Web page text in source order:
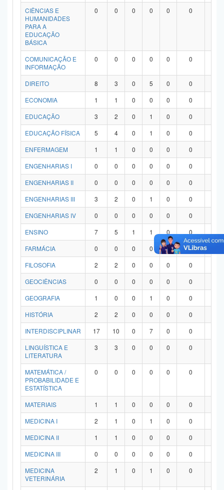
CIÊNCIAS E
HUMANIDADES
PARA A
EDUCAÇÃO
BÁSICA
0 0 0 0 0 0
COMUNICAÇÃO E
INFORMAÇÃO
0 0 0 0 0 0
DIREITO 8 3 0 5 0 0
ECONOMIA
1 1 0 0 0 0
EDUCAÇÃO
3 2 0 1 0 0
EDUCAÇÃO FÍSICA
5 4 0 1 0 0
ENFERMAGEM
1 1 0 0 0 0
ENGENHARIAS I
0 0 0 0 0 0
ENGENHARIAS II
0 0 0 0 0 0
ENGENHARIAS III
3 2 0 1 0 0
ENGENHARIAS IV
0 0 0 0 0 0
ENSINO
7 5 1 1 0 0
FARMÁCIA
0 0 0 0 0 0
FILOSOFIA
2 2 0 0 0 0
GEOCIÊNCIAS
0 0 0 0 0 0
GEOGRAFIA
1 0 0 1 0 0
HISTÓRIA
2 2 0 0 0 0
INTERDISCIPLINAR
17 10 0 7 0 0
LINGUÍSTICA E
LITERATURA
3 3 0 0 0 0
MATEMÁTICA /
PROBABILIDADE E
ESTATÍSTICA
0 0 0 0 0 0
MATERIAIS 1 1 0 0 0 0
MEDICINA I
2 1 0 1 0 0
MEDICINA II
1 1 0 0 0 0
MEDICINA III
0 0 0 0 0 0
MEDICINA
VETERINÁRIA
2 1 0 1 0 0